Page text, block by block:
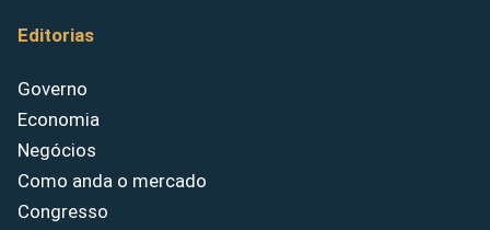
Editorias
Governo
Economia
Negócios
Como anda o mercado
Congresso